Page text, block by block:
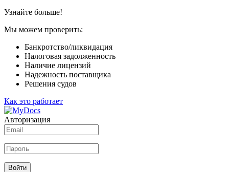
Узнайте больше!
Мы можем проверить:
Банкротство/ликвидация
Налоговая задолженность
Наличие лицензий
Надежность поставщика
Решения судов
Как это работает
Авторизация
Войти